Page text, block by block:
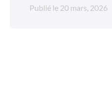
Publié le 20 mars, 2026